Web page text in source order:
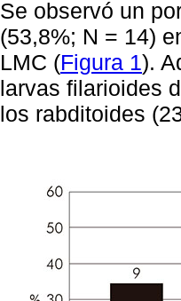
Se observó un
(53,8%; N = 14)
LMC (Figura 1).
larvas filarioides
los rabditoides